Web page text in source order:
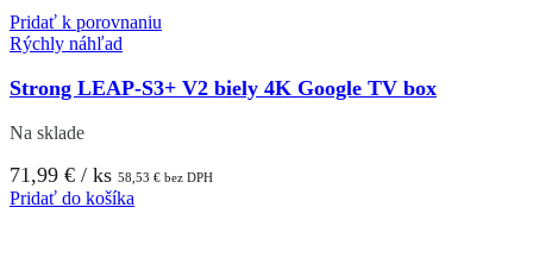
Pridať k porovnaniu
Rýchly náhľad
Strong LEAP-S3+ V2 biely 4K Google TV box
Na sklade
71,99 € / ks 58,53 € bez DPH
Pridať do košíka